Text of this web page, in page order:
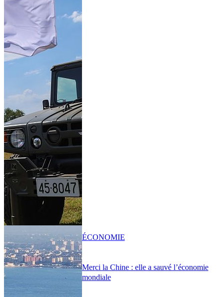
Merci la Chine : elle a sauvé l’économie
mondiale
ÉCONOMIE